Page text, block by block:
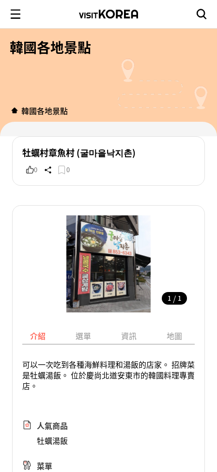
韓國各地景點
韓國各地景點
牡蠣村章魚村 (굴마을낙지촌)
0 0
1 / 1
介紹 選單 資訊 地圖
可以一次吃到各種海鮮料理和湯飯的店家。 招牌菜
是牡蠣湯飯。 位於慶尚北道安東市的韓國料理專賣
店。
人氣商品
牡蠣湯飯
菜單